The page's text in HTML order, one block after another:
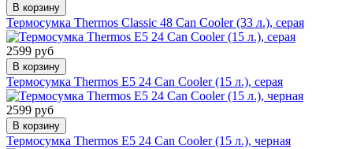
В корзину
Термосумка Thermos Classic 48 Can Cooler (33 л.), серая
2599 руб
В корзину
Термосумка Thermos E5 24 Can Cooler (15 л.), серая
2599 руб
В корзину
Термосумка Thermos E5 24 Can Cooler (15 л.), черная